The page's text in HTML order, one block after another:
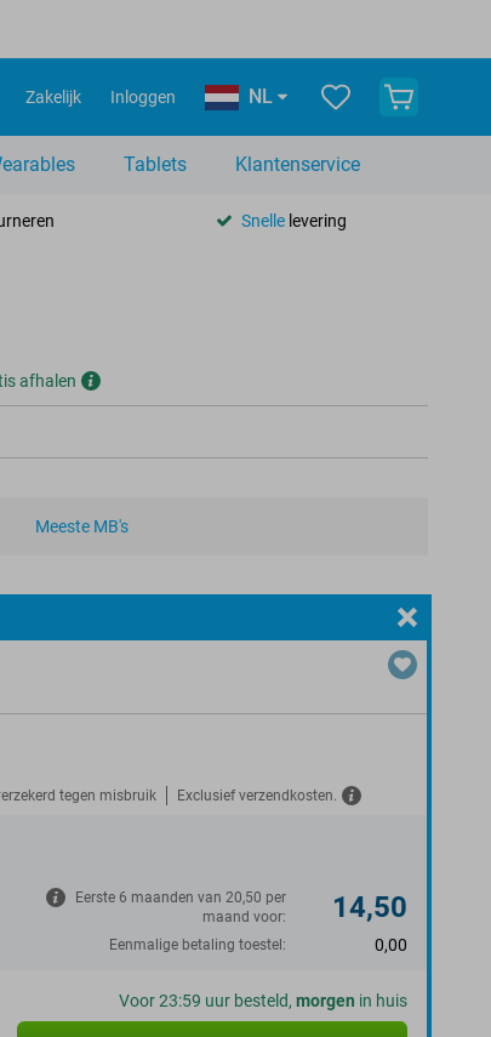
Zakelijk Inloggen NL
Tablets Klantenservice
Snellelevering
afhalen
Meeste MB's
tegen misbruik Exclusief verzendkosten.
Eerste 6 maanden van 20,50 per
maand voor:
14,50
Eenmalige betaling toestel: 0,00
Voor 23:59 uur besteld, morgen in huis